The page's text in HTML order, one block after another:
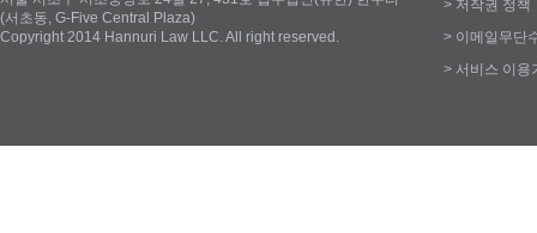
(서초동, G-Five Central Plaza)
Copyright 2014 Hannuri Law LLC. All right reserved.
> 저작권 정책
> 이메일무단
> 서비스 이용